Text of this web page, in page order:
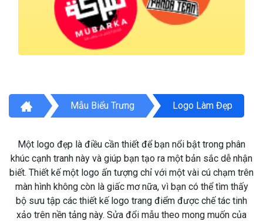
Mẫu Biểu Trưng Logo Làm Đẹp
Một logo đẹp là điều cần thiết để bạn nổi bật trong phân
khúc cạnh tranh này và giúp bạn tạo ra một bản sắc dễ nhận
biết. Thiết kế một logo ấn tượng chỉ với một vài cú chạm trên
màn hình không còn là giấc mơ nữa, vì bạn có thể tìm thấy
bộ sưu tập các thiết kế logo trang điểm được chế tác tinh
xảo trên nền tảng này. Sửa đổi mẫu theo mong muốn của